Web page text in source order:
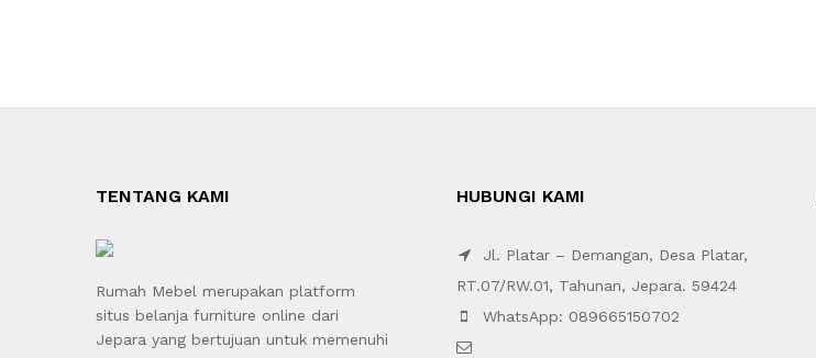
TENTANG KAMI
Rumah Mebel merupakan platform
situs belanja furniture online dari
Jepara yang bertujuan untuk memenuhi
HUBUNGI KAMI
Jl. Platar – Demangan, Desa Platar,
RT.07/RW.01, Tahunan, Jepara. 59424
WhatsApp: 089665150702